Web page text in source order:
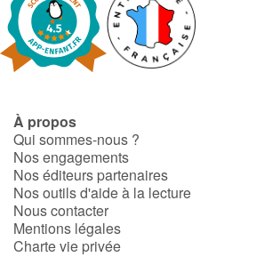
À propos
Qui sommes-nous ?
Nos engagements
Nos éditeurs partenaires
Nos outils d'aide à la lecture
Nous contacter
Mentions légales
Charte vie privée